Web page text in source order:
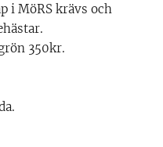
MöRS krävs och
350kr.